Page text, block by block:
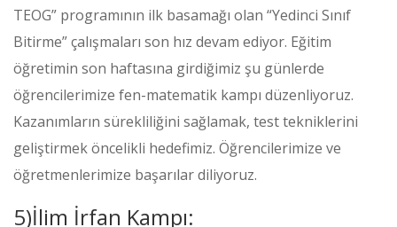
TEOG” programının ilk basamağı olan “Yedinci Sınıf
Bitirme” çalışmaları son hız devam ediyor. Eğitim
öğretimin son haftasına girdiğimiz şu günlerde
öğrencilerimize fen-matematik kampı düzenliyoruz.
Kazanımların sürekliliğini sağlamak, test tekniklerini
geliştirmek öncelikli hedefimiz. Öğrencilerimize ve
öğretmenlerimize başarılar diliyoruz.
5)İlim İrfan Kampı: